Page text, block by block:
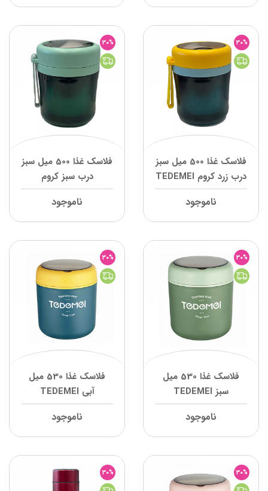
30%
فلاسک غذا 500 میل سبز
درب زرد کروم TEDEMEI
ناموجود
30%
فلاسک غذا 500 میل سبز
درب سبز کروم
TEDEMEI
ناموجود
30%
فلاسک غذا 530 میل
سبز TEDEMEI
ناموجود
30%
فلاسک غذا 530 میل
آبی TEDEMEI
ناموجود
30%
30%